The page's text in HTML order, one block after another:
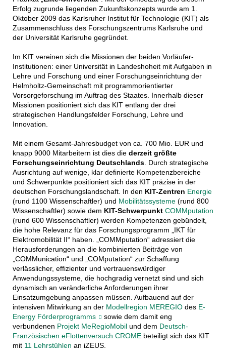
Erfolg zugrunde liegenden Zukunftskonzepts wurde am 1.
Oktober 2009 das Karlsruher Institut für Technologie (KIT) als
Zusammenschluss des Forschungszentrums Karlsruhe und
der Universität Karlsruhe gegründet.
Im KIT vereinen sich die Missionen der beiden Vorläufer-
Institutionen: einer Universität in Landeshoheit mit Aufgaben in
Lehre und Forschung und einer Forschungseinrichtung der
Helmholtz-Gemeinschaft mit programmorientierter
Vorsorgeforschung im Auftrag des Staates. Innerhalb dieser
Missionen positioniert sich das KIT entlang der drei
strategischen Handlungsfelder Forschung, Lehre und
Innovation.
Mit einem Gesamt-Jahresbudget von ca. 700 Mio. EUR und
knapp 9000 Mitarbeitern ist dies die derzeit größte
Forschungseinrichtung Deutschlands. Durch strategische
Ausrichtung auf wenige, klar definierte Kompetenzbereiche
und Schwerpunkte positioniert sich das KIT präzise in der
deutschen Forschungslandschaft. In den KIT-Zentren Energie
(rund 1100 Wissenschaftler) und Mobilitätssysteme(rund 800
Wissenschaftler) sowie dem KIT-Schwerpunkt COMMputation
(rund 600 Wissenschaftler) werden Kompetenzen gebündelt,
die hohe Relevanz für das Forschungsprogramm „IKT für
Elektromobilität II“ haben. „COMMputation“ adressiert die
Herausforderungen an die kombinierten Beiträge von
„COMMunication“ und „COMputation“ zur Schaffung
verlässlicher, effizienter und vertrauenswürdiger
Anwendungssysteme, die hochgradig vernetzt sind und sich
dynamisch an veränderliche Anforderungen ihrer
Einsatzumgebung anpassen müssen. Aufbauend auf der
intensiven Mitwirkung an der Modellregion MEREGIOdes E-
Energy Förderprogramms
sowie dem damit eng
verbundenen Projekt MeRegioMobilund dem Deutsch-
Französischen eFlottenversuch CROMEbeteiligt sich das KIT
mit 11 Lehrstühlen an iZEUS.